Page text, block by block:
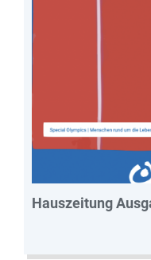
Hauszeitung